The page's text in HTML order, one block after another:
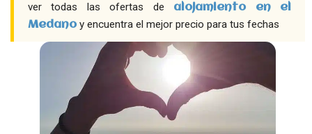
ver todas las ofertas de alojamiento en el
Medano y encuentra el mejor precio para tus fechas